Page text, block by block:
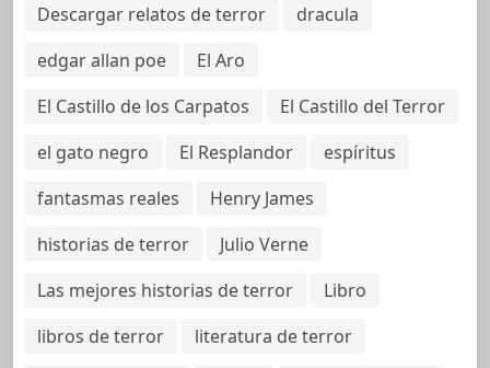
Descargar relatos de terror
dracula
edgar allan poe
El Aro
El Castillo de los Carpatos
El Castillo del Terror
el gato negro
El Resplandor
espíritus
fantasmas reales
Henry James
historias de terror
Julio Verne
Las mejores historias de terror
Libro
libros de terror
literatura de terror